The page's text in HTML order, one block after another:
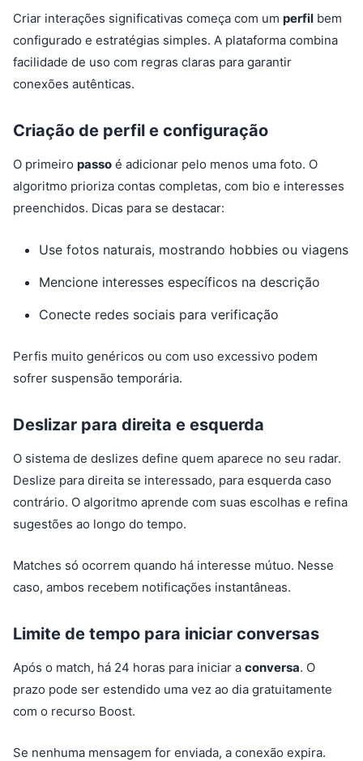
Criar interações significativas começa com um perfil bem
configurado e estratégias simples. A plataforma combina
facilidade de uso com regras claras para garantir
conexões autênticas.
Criação de perfil e configuração
O primeiro passo é adicionar pelo menos uma foto. O
algoritmo prioriza contas completas, com bio e interesses
preenchidos. Dicas para se destacar:
Use fotos naturais, mostrando hobbies ou viagens
Mencione interesses específicos na descrição
Conecte redes sociais para verificação
Perfis muito genéricos ou com uso excessivo podem
sofrer suspensão temporária.
Deslizar para direita e esquerda
O sistema de deslizes define quem aparece no seu radar.
Deslize para direita se interessado, para esquerda caso
contrário. O algoritmo aprende com suas escolhas e refina
sugestões ao longo do tempo.
Matches só ocorrem quando há interesse mútuo. Nesse
caso, ambos recebem notificações instantâneas.
Limite de tempo para iniciar conversas
Após o match, há 24 horas para iniciar a conversa. O
prazo pode ser estendido uma vez ao dia gratuitamente
com o recurso Boost.
Se nenhuma mensagem for enviada, a conexão expira.